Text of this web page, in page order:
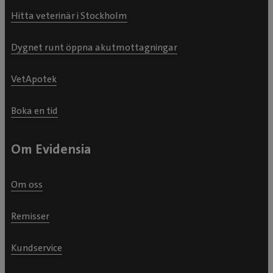
Hitta veterinär i Stockholm
Dygnet runt öppna akutmottagningar
VetApotek
Boka en tid
Om Evidensia
Om oss
Remisser
Kundservice